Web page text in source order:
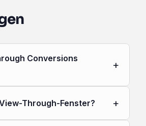
Conversions
+
Through-Fenster? +